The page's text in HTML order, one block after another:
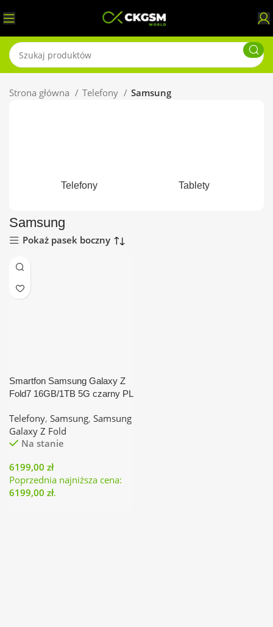
Strona główna Telefony Samsung
Telefony Tablety
Samsung
Pokaż pasek boczny
Smartfon Samsung Galaxy Z
Fold7 16GB/1TB 5G czarny PL
Telefony, Samsung, Samsung
Galaxy Z Fold
Na stanie
6199,00 zł
Poprzednia najniższa cena:
6199,00 zł.